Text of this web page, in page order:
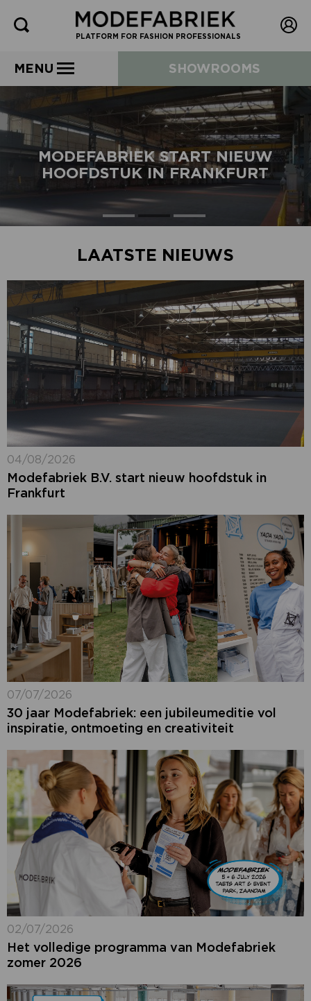
PLATFORM FOR FASHION PROFESSIONALS
MENU SHOWROOMS
MODEFABRIEK START NIEUW
HOOFDSTUK IN FRANKFURT
LAATSTE NIEUWS
04/08/2026
Modefabriek B.V. start nieuw hoofdstuk in
Frankfurt
07/07/2026
30 jaar Modefabriek: een jubileumeditie vol
inspiratie, ontmoeting en creativiteit
02/07/2026
Het volledige programma van Modefabriek
zomer 2026